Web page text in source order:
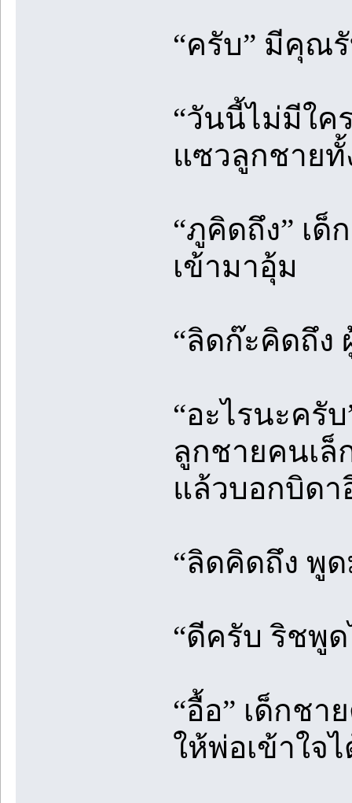
“ครับ” มีคุณ
“วันนี้ไม่มีใค
แซวลูกชายทั้
“ภูคิดถึง” เ
เข้ามาอุ้ม
“ลิดก๊ะคิดถึง
“อะไรนะครั
ลูกชายคนเล็
แล้วบอกบิดา
“ลิดคิดถึง พู
“ดีครับ ริชพู
“อื้อ” เด็กช
ให้พ่อเข้าใจ